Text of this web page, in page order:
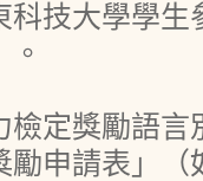
科技大學學
檢定獎勵語
勵申請表」